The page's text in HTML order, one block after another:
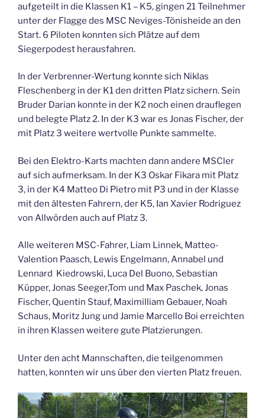
aufgeteilt in die Klassen K1 – K5, gingen 21 Teilnehmer
unter der Flagge des MSC Neviges-Tönisheide an den
Start. 6 Piloten konnten sich Plätze auf dem
Siegerpodest herausfahren.
In der Verbrenner-Wertung konnte sich Niklas
Fleschenberg in der K1 den dritten Platz sichern. Sein
Bruder Darian konnte in der K2 noch einen drauflegen
und belegte Platz 2. In der K3 war es Jonas Fischer, der
mit Platz 3 weitere wertvolle Punkte sammelte.
Bei den Elektro-Karts machten dann andere MSCler
auf sich aufmerksam. In der K3 Oskar Fikara mit Platz
3, in der K4 Matteo Di Pietro mit P3 und in der Klasse
mit den ältesten Fahrern, der K5, Ian Xavier Rodriguez
von Allwörden auch auf Platz 3.
Alle weiteren MSC-Fahrer, Liam Linnek, Matteo-
Valention Paasch, Lewis Engelmann, Annabel und
Lennard Kiedrowski, Luca Del Buono, Sebastian
Küpper, Jonas Seeger,Tom und Max Paschek, Jonas
Fischer, Quentin Stauf, Maximilliam Gebauer, Noah
Schaus, Moritz Jung und Jamie Marcello Boi erreichten
in ihren Klassen weitere gute Platzierungen.
Unter den acht Mannschaften, die teilgenommen
hatten, konnten wir uns über den vierten Platz freuen.